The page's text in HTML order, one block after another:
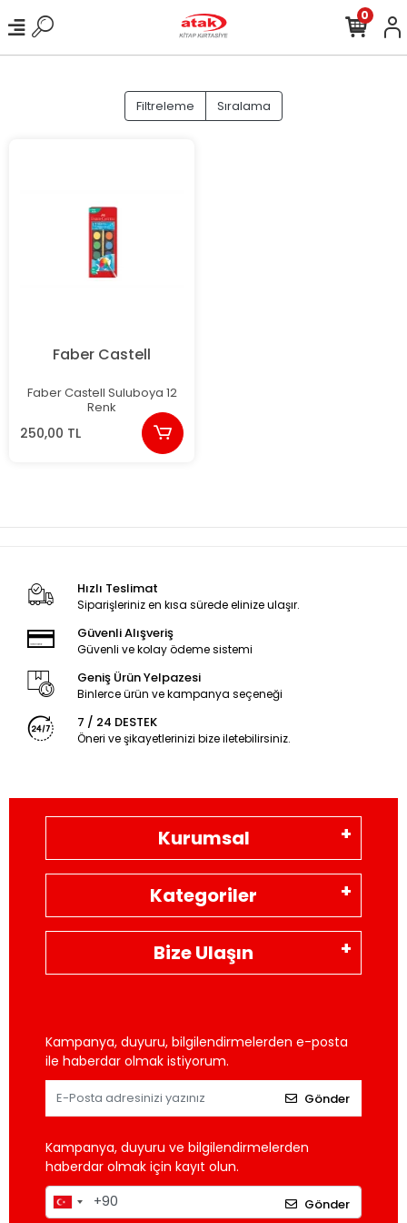
0
Filtreleme Sıralama
Faber Castell
Faber Castell Suluboya 12
Renk
250,00 TL
Hızlı Teslimat
Siparişleriniz en kısa sürede elinize ulaşır.
Güvenli Alışveriş
Güvenli ve kolay ödeme sistemi
Geniş Ürün Yelpazesi
Binlerce ürün ve kampanya seçeneği
7 / 24 DESTEK
Öneri ve şikayetlerinizi bize iletebilirsiniz.
Kurumsal
Kategoriler
Bize Ulaşın
Kampanya, duyuru, bilgilendirmelerden e-posta
ile haberdar olmak istiyorum.
Gönder
Kampanya, duyuru ve bilgilendirmelerden
haberdar olmak için kayıt olun.
Gönder